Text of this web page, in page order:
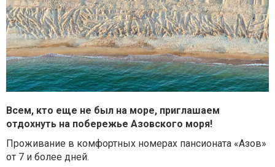
Всем, кто еще не был на море, приглашаем
отдохнуть на побережье Азовского моря!
Проживание в комфортных номерах пансионата «Азов»
от 7 и более дней.